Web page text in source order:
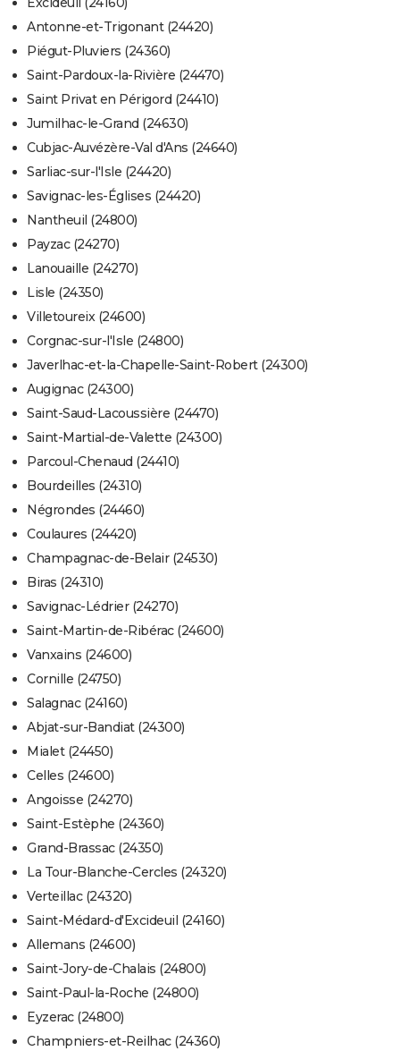
Antonne-et-Trigonant (24420)
Piégut-Pluviers (24360)
Saint-Pardoux-la-Rivière (24470)
Saint Privat en Périgord (24410)
Jumilhac-le-Grand (24630)
Cubjac-Auvézère-Val d'Ans (24640)
Sarliac-sur-l'Isle (24420)
Savignac-les-Églises (24420)
Nantheuil (24800)
Payzac (24270)
Lanouaille (24270)
Lisle (24350)
Villetoureix (24600)
Corgnac-sur-l'Isle (24800)
Javerlhac-et-la-Chapelle-Saint-Robert (24300)
Augignac (24300)
Saint-Saud-Lacoussière (24470)
Saint-Martial-de-Valette (24300)
Parcoul-Chenaud (24410)
Bourdeilles (24310)
Négrondes (24460)
Coulaures (24420)
Champagnac-de-Belair (24530)
Biras (24310)
Savignac-Lédrier (24270)
Saint-Martin-de-Ribérac (24600)
Vanxains (24600)
Cornille (24750)
Salagnac (24160)
Abjat-sur-Bandiat (24300)
Mialet (24450)
Celles (24600)
Angoisse (24270)
Saint-Estèphe (24360)
Grand-Brassac (24350)
La Tour-Blanche-Cercles (24320)
Verteillac (24320)
Saint-Médard-d'Excideuil (24160)
Allemans (24600)
Saint-Jory-de-Chalais (24800)
Saint-Paul-la-Roche (24800)
Eyzerac (24800)
Champniers-et-Reilhac (24360)